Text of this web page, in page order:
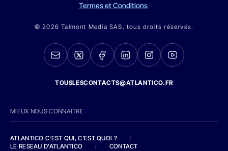
Termes et Conditions
© 2026 Talmont Media SAS. tous droits réservés.
TOUSLESCONTACTS@ATLANTICO.FR
MIEUX NOUS CONNAITRE
ATLANTICO C'EST QUI, C'EST QUOI ?
/
LE RESEAU D'ATLANTICO
/ CONTACT